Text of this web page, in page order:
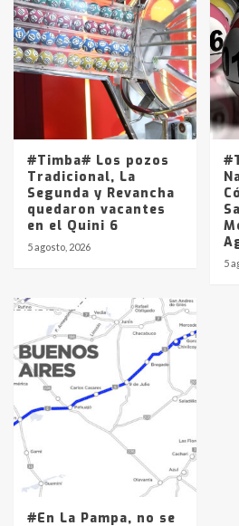
#Timba# Los pozos
Tradicional, La
Segunda y Revancha
quedaron vacantes
en el Quini 6
5 agosto, 2026
5
#En La Pampa, no se